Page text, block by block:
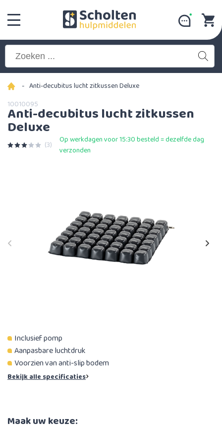
- Anti-decubitus lucht zitkussen Deluxe
10010095
Anti-decubitus lucht zitkussen
Deluxe
(3)
Op werkdagen voor 15:30 besteld = dezelfde dag
verzonden
Inclusief pomp
Aanpasbare luchtdruk
Voorzien van anti-slip bodem
Bekijk alle specificaties
Maak uw keuze: